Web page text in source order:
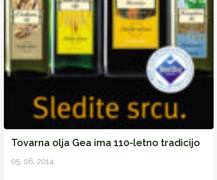
Tovarna olja Gea ima 110-letno tradicijo
05. 06. 2014